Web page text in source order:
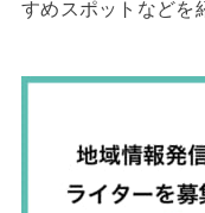
すめスポットなどを